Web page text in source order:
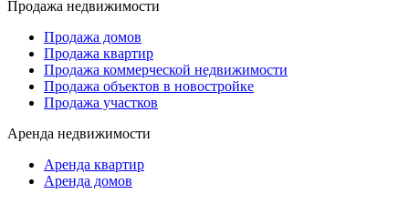
Продажа недвижимости
Продажа домов
Продажа квартир
Продажа коммерческой недвижимости
Продажа объектов в новостройке
Продажа участков
Аренда недвижимости
Аренда квартир
Аренда домов